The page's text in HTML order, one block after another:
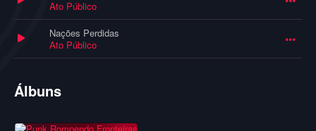
Ato Público
Nações Perdidas
Ato Público
Álbuns